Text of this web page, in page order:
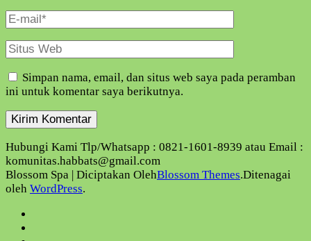
E-
Mail
Situs
Web
Simpan nama, email, dan situs web saya pada peramban
ini untuk komentar saya berikutnya.
Hubungi Kami Tlp/Whatsapp : 0821-1601-8939 atau Email :
komunitas.habbats@gmail.com
Blossom Spa | Diciptakan OlehBlossom Themes.Ditenagai
oleh WordPress.